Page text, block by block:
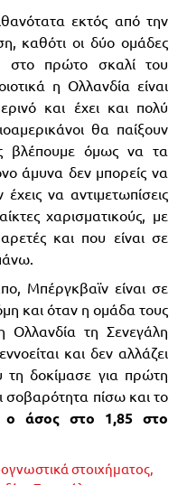
εκτός από την
καθότι οι δύο ομάδες
στο πρώτο σκαλί του
η Ολλανδία είναι
και έχει και πολύ
θα παίξουν
βλέπουμε όμως να τα
άμυνα δεν μπορείς να
να αντιμετωπίσεις
χαρισματικούς, με
και που είναι σε
Μπέργκβαϊν είναι σε
και όταν η ομάδα τους
Ολλανδία τη Σενεγάλη
και δεν αλλάζει
τη δοκίμασε για πρώτη
σοβαρότητα πίσω και το
ο άσος στο 1,85 στο